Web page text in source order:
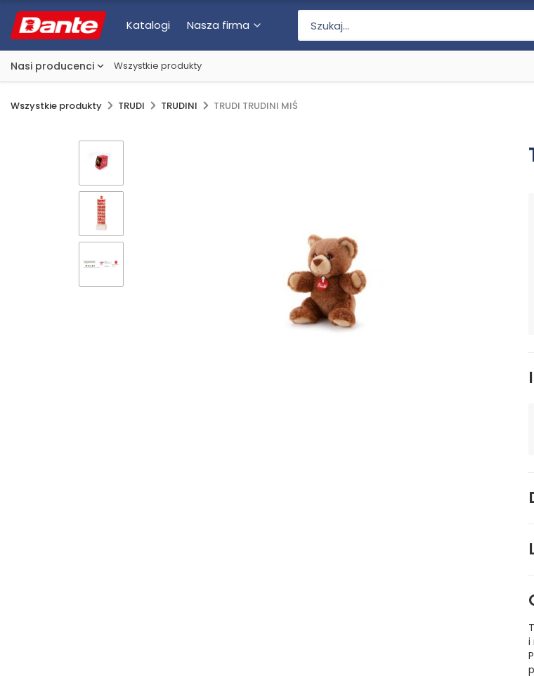
Katalogi Nasza firma
Nasi producenci Wszystkie produkty
Wszystkie produkty TRUDI TRUDINI TRUDI TRUDINI MIŚ
i